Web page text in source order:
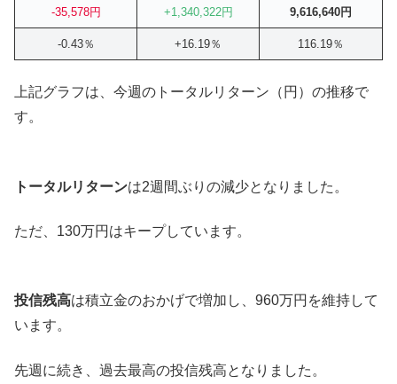
-35,578円 +1,340,322円 9,616,640円
-0.43％ +16.19％ 116.19％
上記グラフは、今週のトータルリターン（円）の推移で
す。
トータルリターンは2週間ぶりの減少となりました。
ただ、130万円はキープしています。
投信残高は積立金のおかげで増加し、960万円を維持して
います。
先週に続き、過去最高の投信残高となりました。